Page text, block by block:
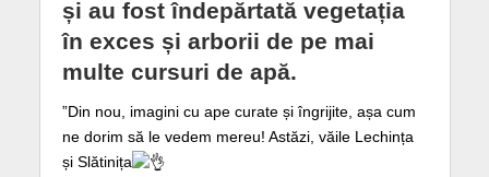
și au fost îndepărtată vegetația
în exces și arborii de pe mai
multe cursuri de apă.
”Din nou, imagini cu ape curate și îngrijite, așa cum
ne dorim să le vedem mereu! Astăzi, văile Lechința
și Slătinița